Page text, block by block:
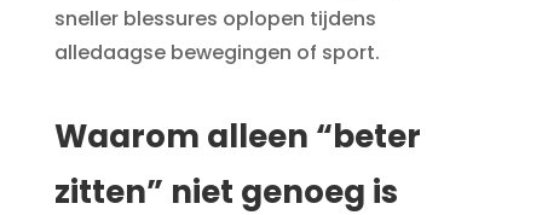
sneller blessures oplopen tijdens
alledaagse bewegingen of sport.
Waarom alleen “beter
zitten” niet genoeg is